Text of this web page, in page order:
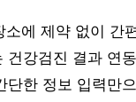
소에 제약 없이 간
건강검진 결과 연
단한 정보 입력만